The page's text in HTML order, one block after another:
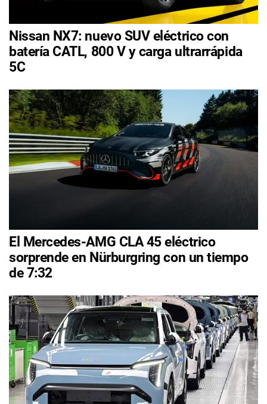
Nissan NX7: nuevo SUV eléctrico con
batería CATL, 800 V y carga ultrarrápida
5C
El Mercedes-AMG CLA 45 eléctrico
sorprende en Nürburgring con un tiempo
de 7:32